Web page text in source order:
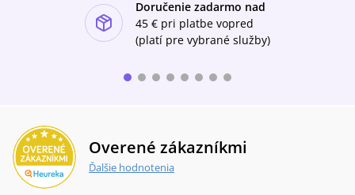
Doručenie zadarmo nad
45 € pri platbe vopred
(platí pre vybrané služby)
Overené zákazníkmi
Ďalšie hodnotenia